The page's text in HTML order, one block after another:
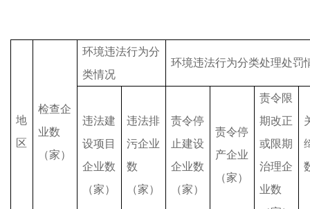
地
区
检查企
业数
（家）
环境违法行为分
类情况
环境违法行为分类处理处罚
违法建
设项目
企业数
（家）
违法排
污企业
数
（家）
责令停
止建设
企业数
（家）
责令停
产企业
（家）
责令限
期改正
或限期
治理企
业数